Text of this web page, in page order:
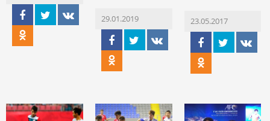
29.01.2019 23.05.2017